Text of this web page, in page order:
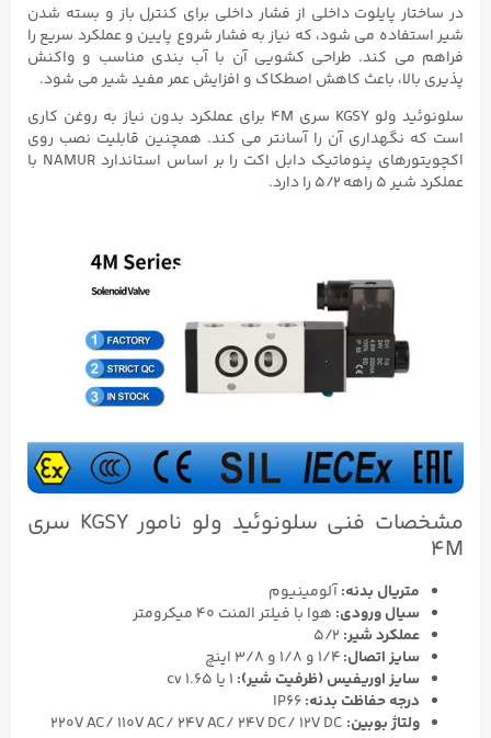
در ساختار پایلوت داخلی از فشار داخلی برای کنترل باز و بسته شدن
شیر استفاده می شود، که نیاز به فشار شروع پایین و عملکرد سریع را
فراهم می‌ کند. طراحی کشویی آن با آب‌ بندی مناسب و واکنش‌
پذیری بالا، باعث کاهش اصطکاک و افزایش عمر مفید شیر می‌ شود.
سلونوئید ولو KGSY سری 4M
برای عملکرد بدون نیاز به روغن‌ کاری
است که نگهداری آن را آسانتر می‌ کند. ​ همچنین قابلیت نصب روی
اکچویتورهای پنوماتیک دابل اکت را بر اساس استاندارد NAMUR با
عملکرد شیر ۵ راهه ۵/۲ را دارد.
مشخصات فنی سلونوئید ولو نامور KGSY سری
4M
متریال بدنه:آلومینیوم
سیال ورودی: هوا با فیلتر المنت ۴۰ میکرومتر
عملکرد شیر:
سایز اتصال:
سایز اوریفیس (ظرفیت شیر):
درجه حفاظت بدنه:
ولتاژ بوبین: